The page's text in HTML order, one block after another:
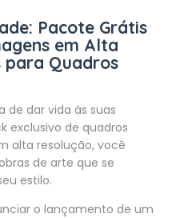
Pacote Grátis
em Alta
para Quadros
de dar vida às suas
exclusivo de quadros
alta resolução, você
de arte que se
estilo.
o lançamento de um